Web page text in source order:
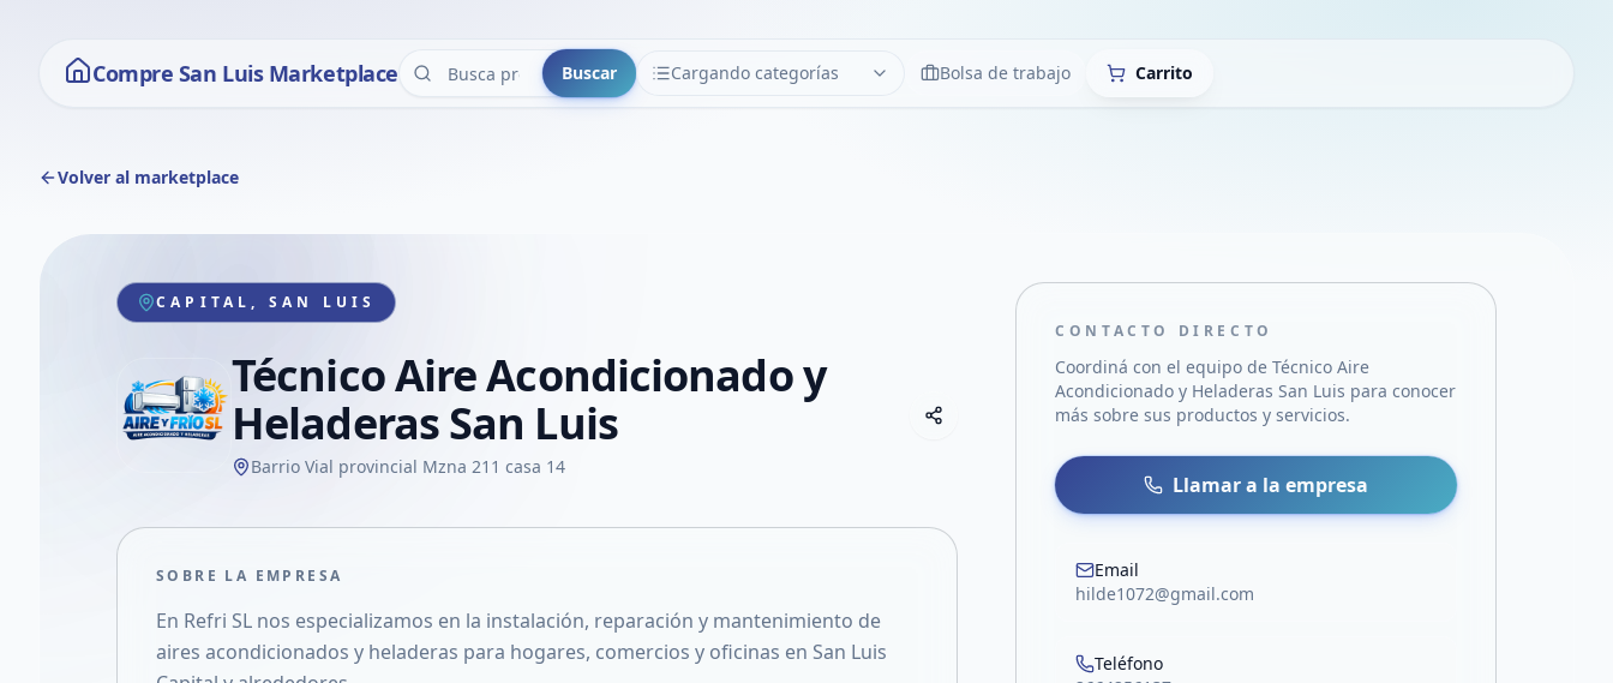
Compre San Luis Marketplace Buscar Cargando categorías
CATEGORÍAS LimpiarBolsa de trabajo Carrito
Volver al marketplace
CAPITAL, SAN LUIS
Técnico Aire Acondicionado y
Heladeras San Luis
Barrio Vial provincial Mzna 211 casa 14
Compartir empresa
Compartir por WhatsApp
Compartir por mail
Compartir en Facebook
SOBRE LA EMPRESA
En Refri SL nos especializamos en la instalación, reparación y mantenimiento de
aires acondicionados y heladeras para hogares, comercios y oficinas en San Luis
CONTACTO DIRECTO
Coordiná con el equipo deTécnico Aire
Acondicionado y Heladeras San Luis para conocer
más sobre sus productos y servicios.
Llamar a la empresa
Email
hilde1072@gmail.com
Teléfono